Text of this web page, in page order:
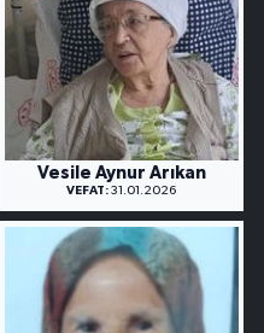
Vesile Aynur Arıkan
VEFAT: 31.01.2026